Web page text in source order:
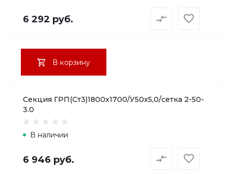
6 292 руб.
В корзину
Секция ГРП(Ст3)1800х1700/У50х5,0/сетка 2-50-
3.0
В наличии
6 946 руб.